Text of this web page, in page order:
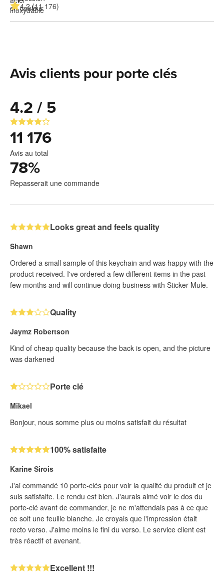
4.2 (11 176)
Avis clients pour porte clés
4.2 / 5
11 176
Avis au total
78%
Repasserait une commande
Looks great and feels quality
Shawn
Ordered a small sample of this keychain and was happy with the
product received. I've ordered a few different items in the past
few months and will continue doing business with Sticker Mule.
Quality
Jaymz Robertson
Kind of cheap quality because the back is open, and the picture
was darkened
Porte clé
Mikael
Bonjour, nous somme plus ou moins satisfait du résultat
100% satisfaite
Karine Sirois
J'ai commandé 10 porte-clés pour voir la qualité du produit et je
suis satisfaite. Le rendu est bien. J'aurais aimé voir le dos du
porte-clé avant de commander, je ne m'attendais pas à ce que
ce soit une feuille blanche. Je croyais que l'impression était
recto verso. J'aime moins le fini du verso. Le service client est
très réactif et avenant.
Excellent !!!